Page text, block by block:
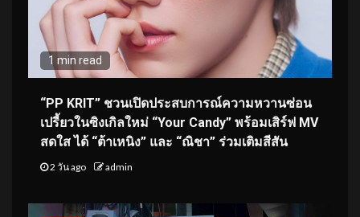
1 min read
“PP KRIT” ชวนเปิดประสบการณ์ความหวานซ่อน
เปรี้ยวในซิงเกิลใหม่ “Your Candy” พร้อมเสิร์ฟ MV
สดใส ได้ “ต้าเหนิง” และ “ณิชา” ร่วมเติมสีสัน
2 วัน ago admin